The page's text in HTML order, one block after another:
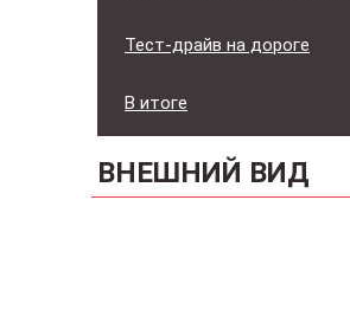
Тест-драйв на дороге
В итоге
ВНЕШНИЙ ВИД